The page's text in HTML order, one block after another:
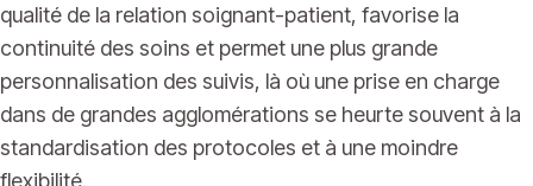
qualité de la relation soignant-patient, favorise la
continuité des soins et permet une plus grande
personnalisation des suivis, là où une prise en charge
dans de grandes agglomérations se heurte souvent à la
standardisation des protocoles et à une moindre
flexibilité.